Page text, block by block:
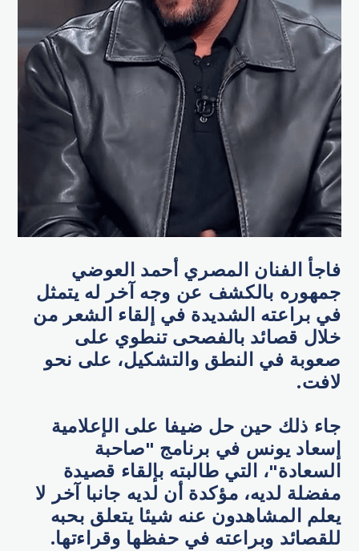
فاجأ الفنان المصري أحمد العوضي
جمهوره بالكشف عن وجه آخر له يتمثل
في براعته الشديدة في إلقاء الشعر من
خلال قصائد بالفصحى تنطوي على
صعوبة في النطق والتشكيل، على نحو
لافت.
جاء ذلك حين حل ضيفا على الإعلامية
إسعاد يونس في برنامج "صاحبة
السعادة"، التي طالبته بإلقاء قصيدة
مفضلة لديه، مؤكدة أن لديه جانبا آخر لا
يعلم المشاهدون عنه شيئا يتعلق بحبه
للقصائد وبراعته في حفظها وقراءتها.